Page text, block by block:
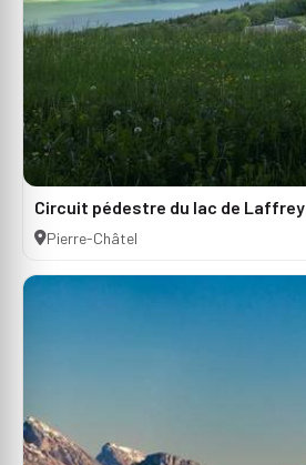
Circuit pédestre du lac de Laffrey
Pierre-Châtel